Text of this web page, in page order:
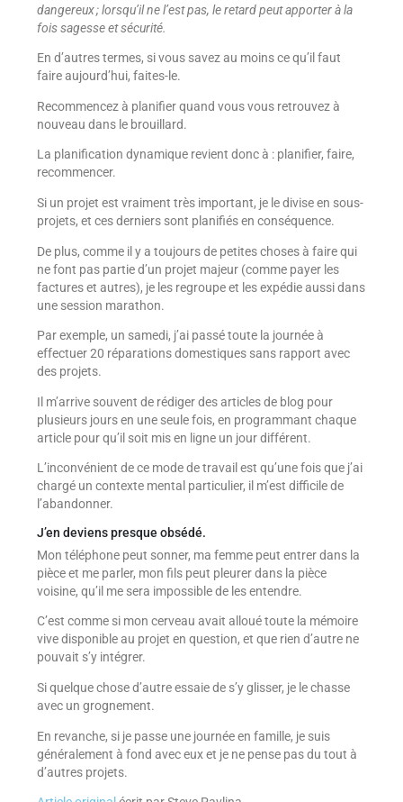
dangereux ; lorsqu’il ne l’est pas, le retard peut apporter à la
fois sagesse et sécurité.
En d’autres termes, si vous savez au moins ce qu’il faut
faire aujourd’hui, faites-le.
Recommencez à planifier quand vous vous retrouvez à
nouveau dans le brouillard.
La planification dynamique revient donc à : planifier, faire,
recommencer.
Si un projet est vraiment très important, je le divise en sous-
projets, et ces derniers sont planifiés en conséquence.
De plus, comme il y a toujours de petites choses à faire qui
ne font pas partie d’un projet majeur (comme payer les
factures et autres), je les regroupe et les expédie aussi dans
une session marathon.
Par exemple, un samedi, j’ai passé toute la journée à
effectuer 20 réparations domestiques sans rapport avec
des projets.
Il m’arrive souvent de rédiger des articles de blog pour
plusieurs jours en une seule fois, en programmant chaque
article pour qu’il soit mis en ligne un jour différent.
L’inconvénient de ce mode de travail est qu’une fois que j’ai
chargé un contexte mental particulier, il m’est difficile de
l’abandonner.
J’en deviens presque obsédé.
Mon téléphone peut sonner, ma femme peut entrer dans la
pièce et me parler, mon fils peut pleurer dans la pièce
voisine, qu’il me sera impossible de les entendre.
C’est comme si mon cerveau avait alloué toute la mémoire
vive disponible au projet en question, et que rien d’autre ne
pouvait s’y intégrer.
Si quelque chose d’autre essaie de s’y glisser, je le chasse
avec un grognement.
En revanche, si je passe une journée en famille, je suis
généralement à fond avec eux et je ne pense pas du tout à
d’autres projets.